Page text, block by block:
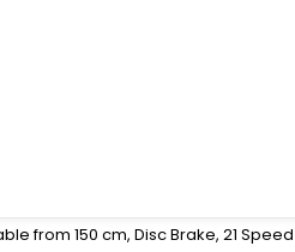
from 150 cm, Disc Brake, 21